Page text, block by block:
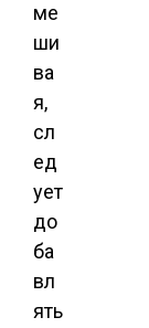
ме
ши
ва
я,
сл
ед
ует
до
ба
вл
ять